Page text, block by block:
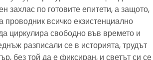
захлас по готовите епитети, а защото,
проводник всичко екзистенциално
циркулира свободно във времето и
разписали се в историята, трудът
без той да е фиксиран, и светът си се